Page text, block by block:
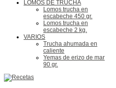
LOMOS DE TRUCHA
Lomos trucha en
escabeche 450 gr.
Lomos trucha en
escabeche 2 kg.
VARIOS
Trucha ahumada en
caliente
Yemas de erizo de mar
90 gr.